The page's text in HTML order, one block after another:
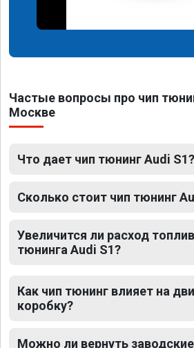
Частые вопросы про чип
Москве
Что дает чип тюнинг Audi S1?
Сколько стоит чип тюнинг
Увеличится ли расход
тюнинга Audi S1?
Как чип тюнинг влияет на
коробку?
Можно ли вернуть